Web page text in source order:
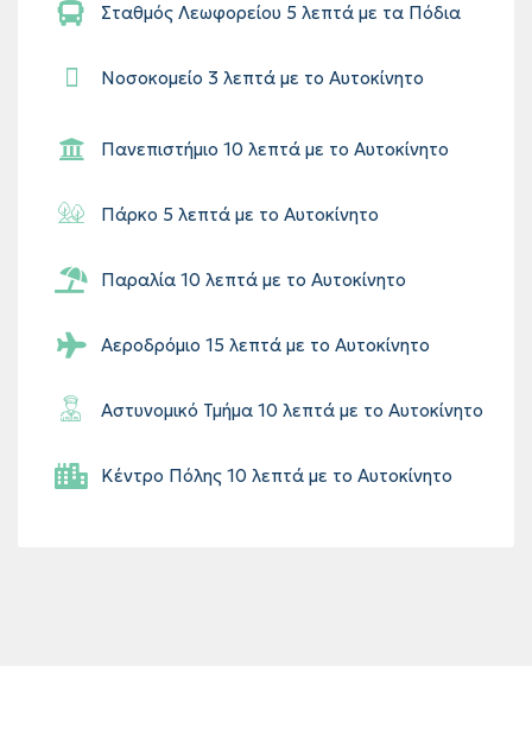
Σταθμός Λεωφορείου 5 λεπτά με τα Πόδια
Νοσοκομείο 3 λεπτά με το Αυτοκίνητο
Πανεπιστήμιο 10 λεπτά με το Αυτοκίνητο
Πάρκο 5 λεπτά με το Αυτοκίνητο
Παραλία 10 λεπτά με το Αυτοκίνητο
Αεροδρόμιο 15 λεπτά με το Αυτοκίνητο
Αστυνομικό Τμήμα 10 λεπτά με το Αυτοκίνητο
Κέντρο Πόλης 10 λεπτά με το Αυτοκίνητο